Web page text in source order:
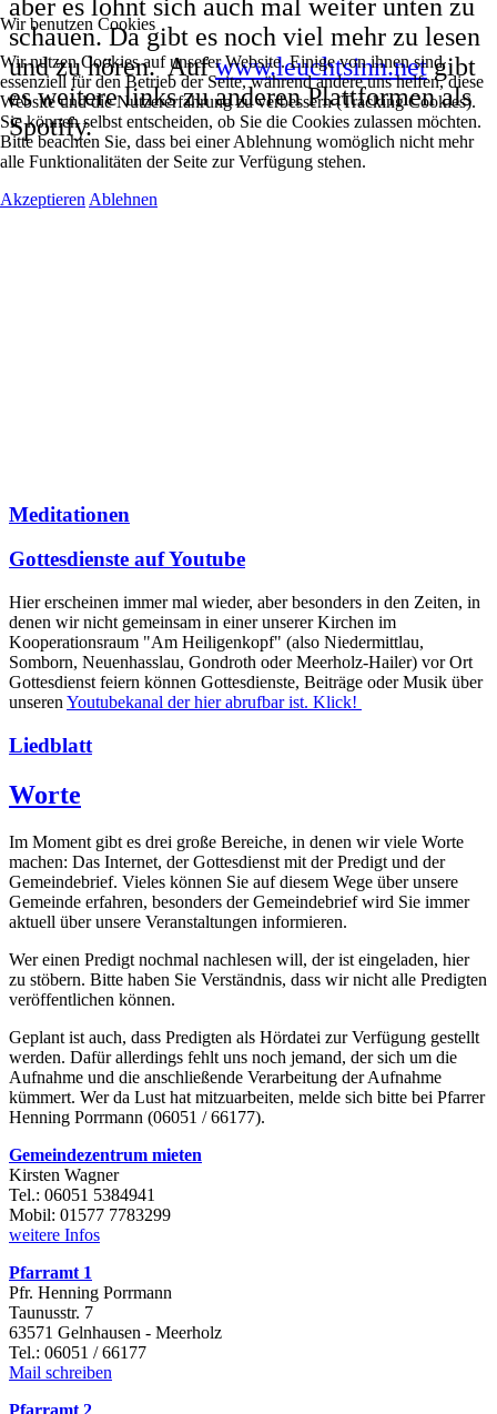
aber es lohnt sich auch mal weiter unten zu
schauen. Da gibt es noch viel mehr zu lesen
und zu hören. Aufwww.leuchtsinn.netgibt
es weitere links zu anderen Plattformen als
Spotify.
Meditationen
Gottesdienste auf Youtube
Hier erscheinen immer mal wieder, aber besonders in den Zeiten, in
denen wir nicht gemeinsam in einer unserer Kirchen im
Kooperationsraum "Am Heiligenkopf" (also Niedermittlau,
Somborn, Neuenhasslau, Gondroth oder Meerholz-Hailer) vor Ort
Gottesdienst feiern können Gottesdienste, Beiträge oder Musik über
unseren Youtubekanal der hier abrufbar ist. Klick!
Liedblatt
Worte
Im Moment gibt es drei große Bereiche, in denen wir viele Worte
machen: Das Internet, der Gottesdienst mit der Predigt und der
Gemeindebrief. Vieles können Sie auf diesem Wege über unsere
Gemeinde erfahren, besonders der Gemeindebrief wird Sie immer
aktuell über unsere Veranstaltungen informieren.
Wer einen Predigt nochmal nachlesen will, der ist eingeladen, hier
zu stöbern. Bitte haben Sie Verständnis, dass wir nicht alle Predigten
veröffentlichen können.
Geplant ist auch, dass Predigten als Hördatei zur Verfügung gestellt
werden. Dafür allerdings fehlt uns noch jemand, der sich um die
Aufnahme und die anschließende Verarbeitung der Aufnahme
kümmert. Wer da Lust hat mitzuarbeiten, melde sich bitte bei Pfarrer
Henning Porrmann (06051 / 66177).
Gemeindezentrum mieten
Kirsten Wagner
Tel.: 06051 5384941
Mobil: 01577 7783299
weitere Infos
Pfarramt 1
Pfr. Henning Porrmann
Taunusstr. 7
63571 Gelnhausen - Meerholz
Tel.: 06051 / 66177
Mail schreiben
Pfarramt 2
Wir benutzen Cookies
Wir nutzen Cookies auf unserer Website. Einige von ihnen sind
essenziell für den Betrieb der Seite, während andere uns helfen, diese
Website und die Nutzererfahrung zu verbessern (Tracking Cookies).
Sie können selbst entscheiden, ob Sie die Cookies zulassen möchten.
Bitte beachten Sie, dass bei einer Ablehnung womöglich nicht mehr
alle Funktionalitäten der Seite zur Verfügung stehen.
Akzeptieren Ablehnen